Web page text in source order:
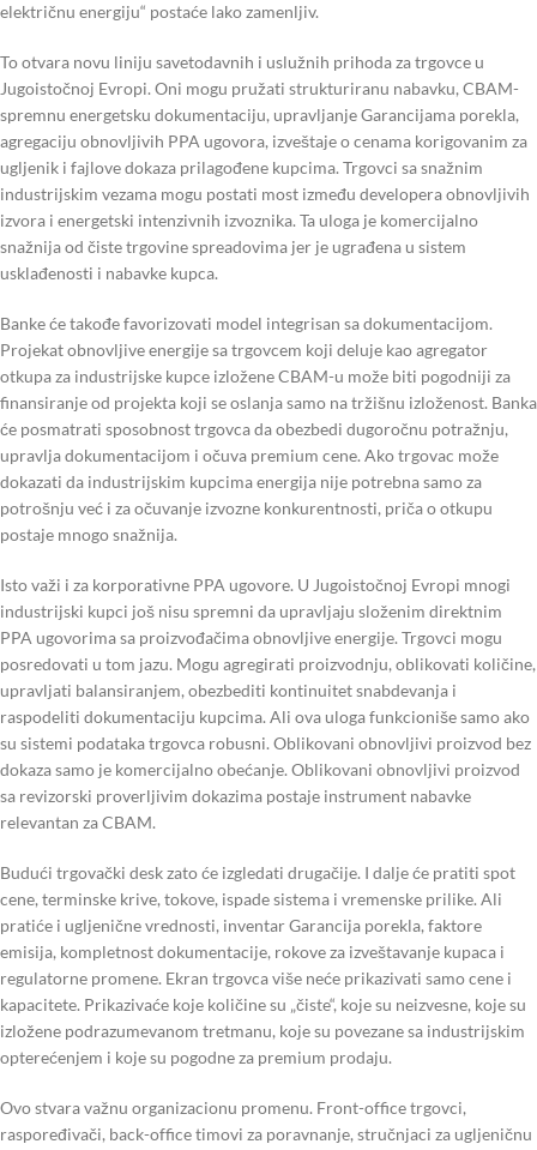
električnu energiju“ postaće lako zamenljiv.
To otvara novu liniju savetodavnih i uslužnih prihoda za trgovce u
Jugoistočnoj Evropi. Oni mogu pružati strukturiranu nabavku, CBAM-
spremnu energetsku dokumentaciju, upravljanje Garancijama porekla,
agregaciju obnovljivih PPA ugovora, izveštaje o cenama korigovanim za
ugljenik i fajlove dokaza prilagođene kupcima. Trgovci sa snažnim
industrijskim vezama mogu postati most između developera obnovljivih
izvora i energetski intenzivnih izvoznika. Ta uloga je komercijalno
snažnija od čiste trgovine spreadovima jer je ugrađena u sistem
usklađenosti i nabavke kupca.
Banke će takođe favorizovati model integrisan sa dokumentacijom.
Projekat obnovljive energije sa trgovcem koji deluje kao agregator
otkupa za industrijske kupce izložene CBAM-u može biti pogodniji za
finansiranje od projekta koji se oslanja samo na tržišnu izloženost. Banka
će posmatrati sposobnost trgovca da obezbedi dugoročnu potražnju,
upravlja dokumentacijom i očuva premium cene. Ako trgovac može
dokazati da industrijskim kupcima energija nije potrebna samo za
potrošnju već i za očuvanje izvozne konkurentnosti, priča o otkupu
postaje mnogo snažnija.
Isto važi i za korporativne PPA ugovore. U Jugoistočnoj Evropi mnogi
industrijski kupci još nisu spremni da upravljaju složenim direktnim
PPA ugovorima sa proizvođačima obnovljive energije. Trgovci mogu
posredovati u tom jazu. Mogu agregirati proizvodnju, oblikovati količine,
upravljati balansiranjem, obezbediti kontinuitet snabdevanja i
raspodeliti dokumentaciju kupcima. Ali ova uloga funkcioniše samo ako
su sistemi podataka trgovca robusni. Oblikovani obnovljivi proizvod bez
dokaza samo je komercijalno obećanje. Oblikovani obnovljivi proizvod
sa revizorski proverljivim dokazima postaje instrument nabavke
relevantan za CBAM.
Budući trgovački desk zato će izgledati drugačije. I dalje će pratiti spot
cene, terminske krive, tokove, ispade sistema i vremenske prilike. Ali
pratiće i ugljenične vrednosti, inventar Garancija porekla, faktore
emisija, kompletnost dokumentacije, rokove za izveštavanje kupaca i
regulatorne promene. Ekran trgovca više neće prikazivati samo cene i
kapacitete. Prikazivaće koje količine su „čiste“, koje su neizvesne, koje su
izložene podrazumevanom tretmanu, koje su povezane sa industrijskim
opterećenjem i koje su pogodne za premium prodaju.
Ovo stvara važnu organizacionu promenu. Front-office trgovci,
raspoređivači, back-office timovi za poravnanje, stručnjaci za ugljeničnu